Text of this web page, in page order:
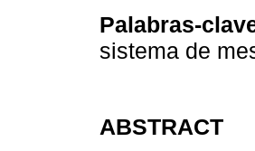
Palabras-
sistema de
ABSTRACT